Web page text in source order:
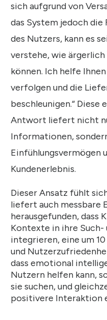
sich aufgrund von
das System jedoch
des Nutzers, kann es
verstehe, wie
können. Ich helfe
verfolgen und die
beschleunigen.“ Diese
Antwort liefert nicht
Informationen,
Einfühlungsvermögen
Kundenerlebnis.
Dieser Ansatz fühlt
liefert auch messbare
herausgefunden, dass
Kontexte in ihre
integrieren, eine um
und
dass emotional
Nutzern helfen kann,
sie suchen, und
positivere Interaktion